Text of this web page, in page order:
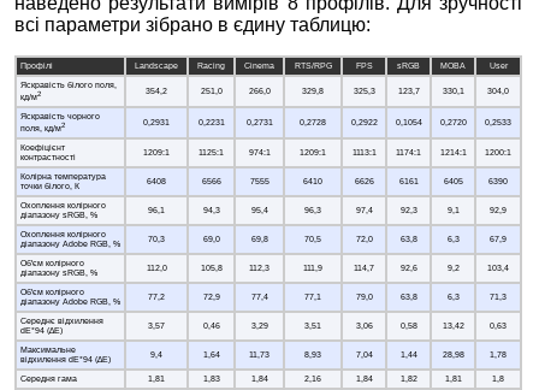
всі параметри зібрано в єдину таблицю:
Профілі Landscape Racing Cinema RTS/RPG FPS sRGB MOBA
User
Яскравість білого поля,
кд/м2 354,2 251,0 266,0 329,8 325,3 123,7 330,1 304,0
Яскравість чорного
поля, кд/м2 0,2931 0,2231 0,2731 0,2728 0,2922 0,1054 0,2720 0,2533
Коефіцієнт
контрастності
1209:1 1125:1 974:1 1209:1 1113:1 1174:1 1214:1 1200:1
Колірна температура
точки білого, К
6408 6566 7555 6410 6626 6161 6405 6390
Охоплення колірного
діапазону sRGB, %
96,1 94,3 95,4 96,3 97,4 92,3 9,1 92,9
Охоплення колірного
діапазону Adobe RGB, %
70,3 69,0 69,8 70,5 72,0 63,8 6,3 67,9
Об'єм колірного
діапазону sRGB, %
112,0 105,8 112,3 111,9 114,7 92,6 9,2 103,4
Об'єм колірного
діапазону Adobe RGB, %
77,2 72,9 77,4 77,1 79,0 63,8 6,3 71,3
Середнє відхилення
dE*94 (∆E)
3,57 0,46 3,29 3,51 3,06 0,58 13,42 0,63
Максимальне
відхилення dE*94 (∆E)
9,4 1,64 11,73 8,93 7,04 1,44 28,98 1,78
Середня гама 1,81 1,83 1,84 2,16 1,84 1,82 1,81
1,8